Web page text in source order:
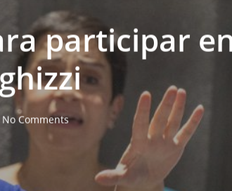
participar
No Comments